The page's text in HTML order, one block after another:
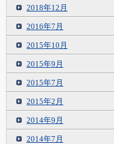
2018年12月
2016年7月
2015年10月
2015年9月
2015年7月
2015年2月
2014年9月
2014年7月